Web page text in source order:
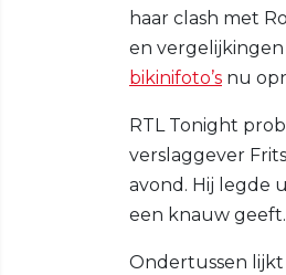
haar clash met
en
bikinifoto’s nu
RTL Tonight
verslaggever
avond. Hij legde
een knauw
Ondertussen